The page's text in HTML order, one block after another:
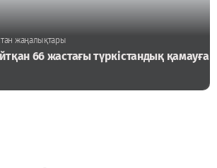
жаңалықтары
66 жастағы түркістандық қамауға